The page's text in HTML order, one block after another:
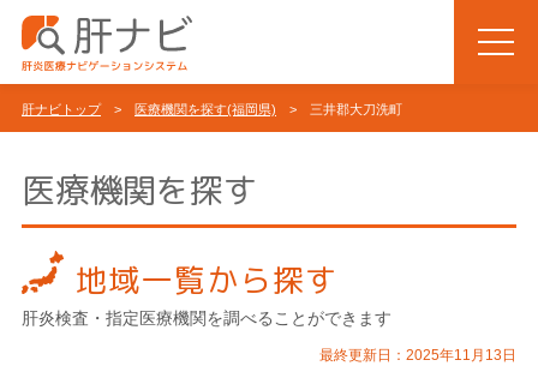
肝ナビトップ> 医療機関を探す(福岡県) > 三井郡大刀洗町
医療機関を探す
地域一覧から探す
肝炎検査・指定医療機関を調べることができます
最終更新日：2025年11月13日